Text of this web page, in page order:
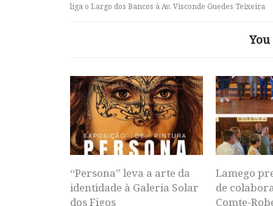
liga o Largo dos Bancos à Av. Visconde Guedes Teixeira
“Persona” leva a arte da
identidade à Galeria Solar
dos Figos
Lamego
de
Comte-